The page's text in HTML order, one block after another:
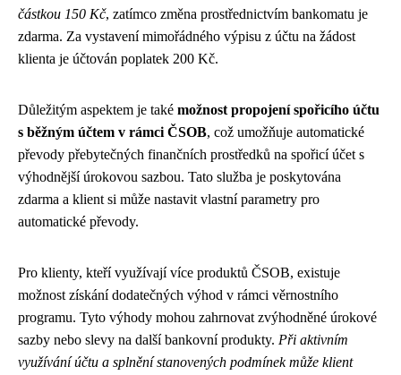
částkou 150 Kč, zatímco změna prostřednictvím bankomatu je
zdarma. Za vystavení mimořádného výpisu z účtu na žádost
klienta je účtován poplatek 200 Kč.
Důležitým aspektem je také možnost propojení spořicího účtu
s běžným účtem v rámci ČSOB, což umožňuje automatické
převody přebytečných finančních prostředků na spořicí účet s
výhodnější úrokovou sazbou. Tato služba je poskytována
zdarma a klient si může nastavit vlastní parametry pro
automatické převody.
Pro klienty, kteří využívají více produktů ČSOB, existuje
možnost získání dodatečných výhod v rámci věrnostního
programu. Tyto výhody mohou zahrnovat zvýhodněné úrokové
sazby nebo slevy na další bankovní produkty. Při aktivním
využívání účtu a splnění stanovených podmínek může klient